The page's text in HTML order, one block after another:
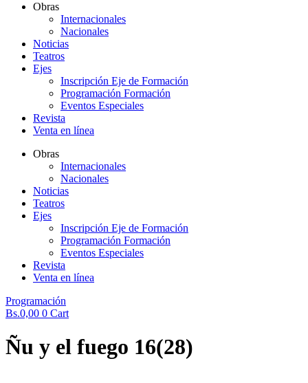
Obras
Internacionales
Nacionales
Noticias
Teatros
Ejes
Inscripción Eje de Formación
Programación Formación
Eventos Especiales
Revista
Venta en línea
Obras
Internacionales
Nacionales
Noticias
Teatros
Ejes
Inscripción Eje de Formación
Programación Formación
Eventos Especiales
Revista
Venta en línea
Programación
Bs.0,00 0 Cart
Ñu y el fuego 16(28)